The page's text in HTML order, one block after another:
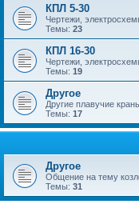
КПЛ 5-30
Чертежи,
Темы: 23
КПЛ 16-30
Чертежи,
Темы: 19
Другое
Другие плавучие
Темы: 17
Другое
Общение на тему
Темы: 31